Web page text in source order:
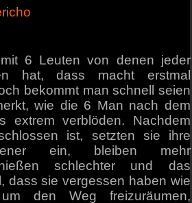
6 Leuten von denen jeder
hat, dass macht erstmal
bekommt man schnell seien
wie die 6 Man nach dem
extrem verblöden. Nachdem
ist, setzten sie ihre
ein, bleiben mehr
schlechter und das
dass sie vergessen haben wie
den Weg freizuräumen,